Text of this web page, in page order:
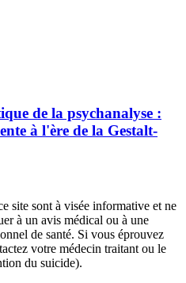
de la psychanalyse :
à l'ère de la Gestalt-
site sont à visée informative et ne
à un avis médical ou à une
de santé. Si vous éprouvez
votre médecin traitant ou le
du suicide).